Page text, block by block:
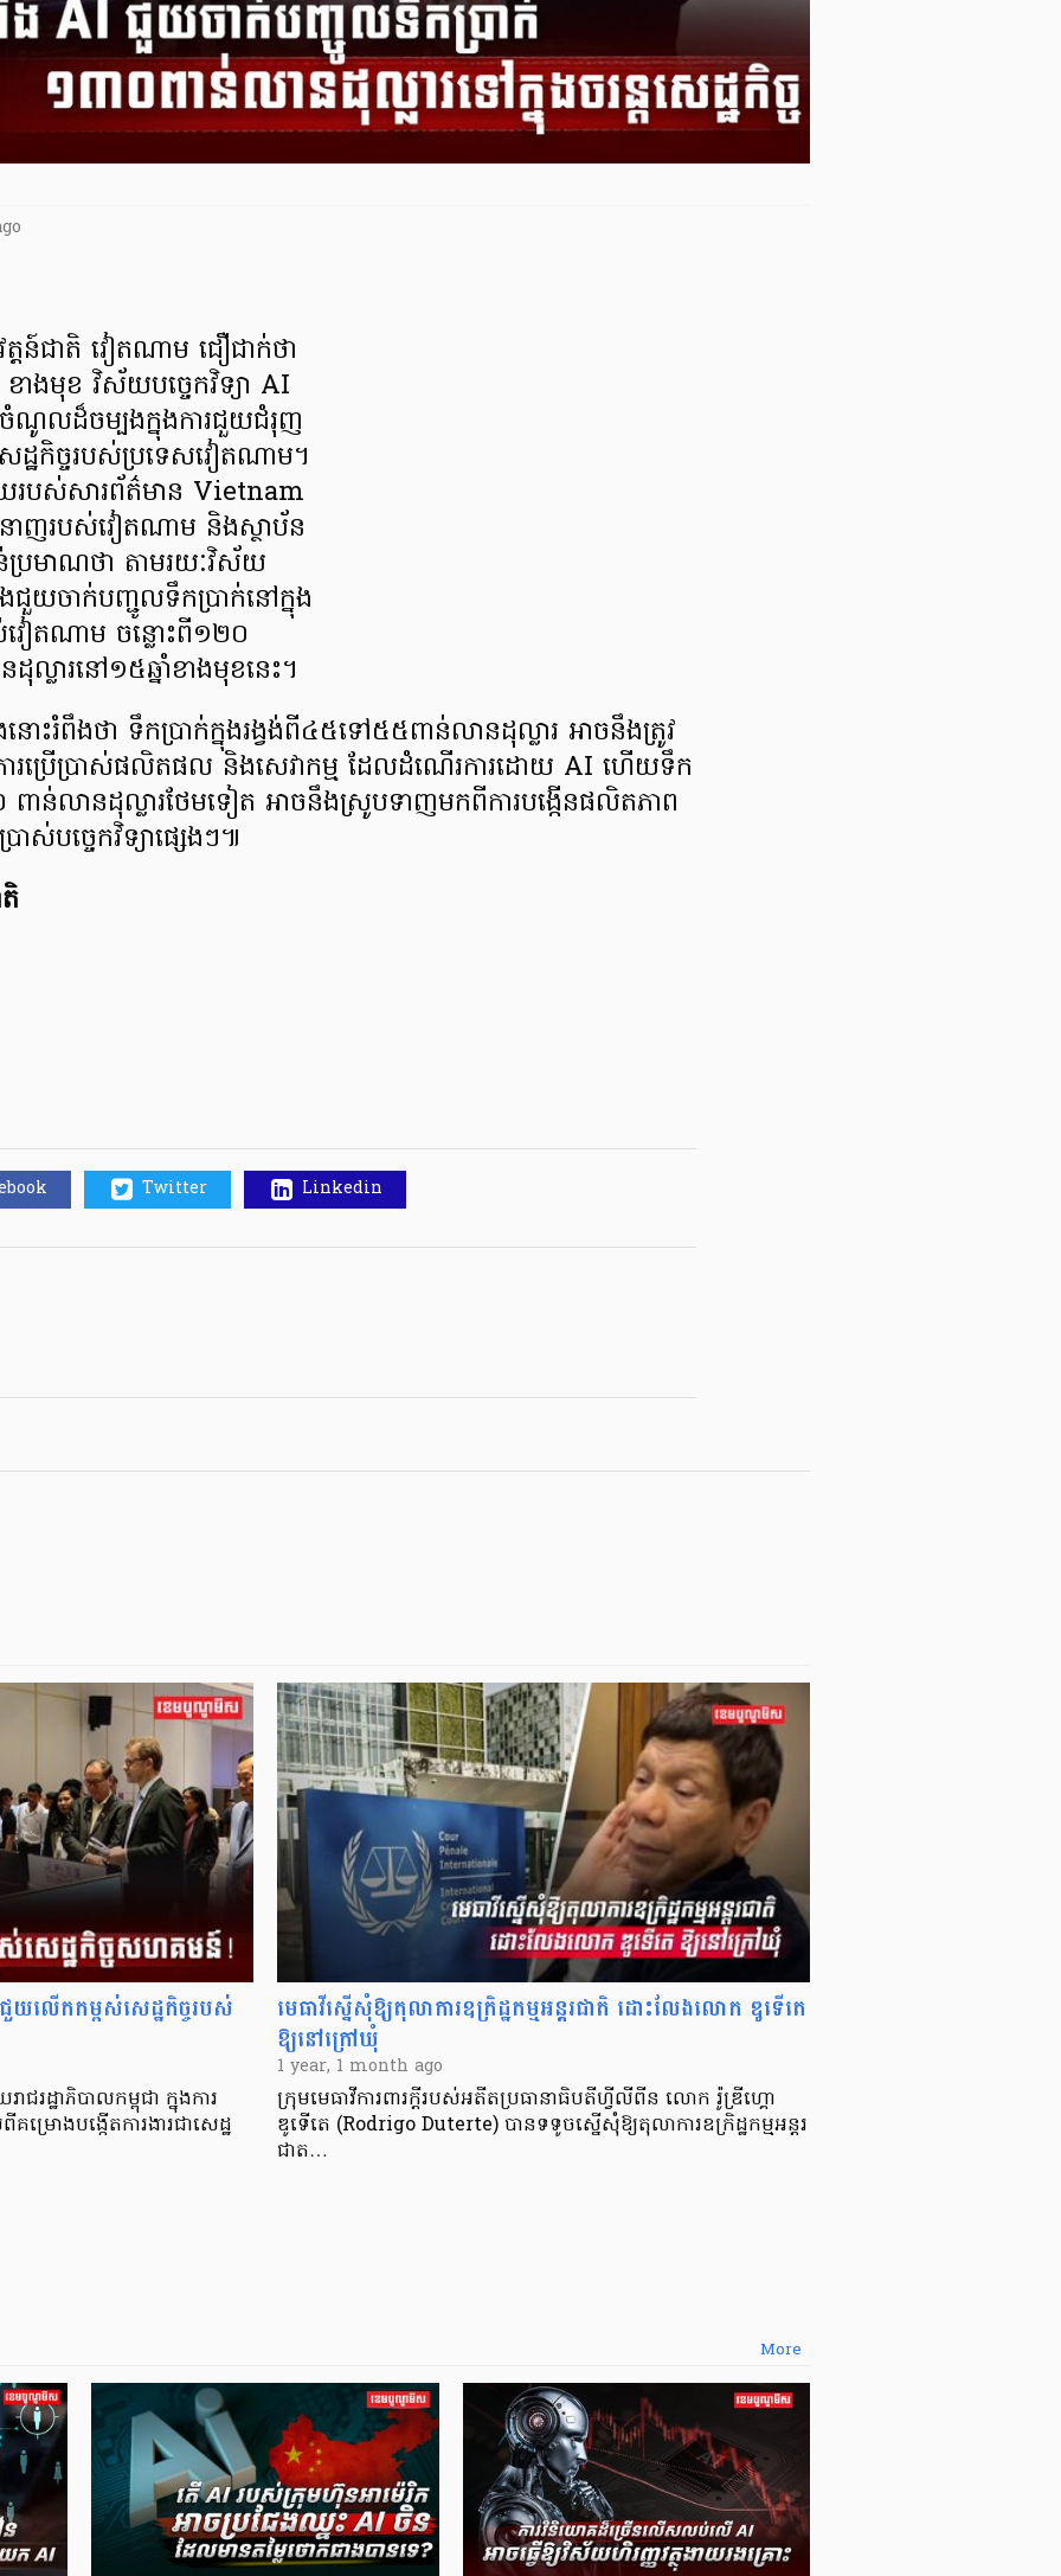
តន៍ជាតិ វៀតណាម ជឿជាក់ថា
ាងមុខ វិស័យបច្ចេកវិទ្យា AI
ចំណូលដ៏ចម្បងក្នុងការជួយជំរុញ
ដ្ឋកិច្ចរបស់ប្រទេសវៀតណាម។
យរបស់សារព័ត៌មាន Vietnam
ាញរបស់វៀតណាម និងស្ថាប័ន
ន់ប្រមាណថា តាមរយៈវិស័យ
ងជួយចាក់បញ្ជូលទឹកប្រាក់នៅក្នុង
ស់វៀតណាម ចន្លោះពី១២០
លារនៅ១៥ឆ្នាំខាងមុខនេះ។
ោះរំពឹងថា ទឹកប្រាក់ក្នុងរង្វង់ពី៤៥ទៅ៥៥ពាន់លានដុល្លារ អាចនឹងត្រូវ
រប្រើប្រាស់ផលិតផល និងសេវាកម្ម ដែលដំណើរការដោយ AI ហើយទឹក
ាន់លានដុល្លារថែមទៀត អាចនឹងស្រូបទាញមកពីការបង្កើនផលិតភាព
ាស់បច្ចេកវិទ្យាផ្សេងៗ៕
Twitter Linkedin
លើកកម្ពស់សេដ្ឋកិច្ចរបស់
រដ្ឋាភិបាលកម្ពុជា ក្នុងការ
រោងបង្កើតការងារជាសេដ្ឋ
មេធាវីស្នើសុំឱ្យតុលាការឧក្រិដ្ឋកម្មអន្តរជាតិ ដោះលែងលោក ឌូទើតេ
ឱ្យនៅក្រៅឃុំ
1 year, 1 month ago
ក្រុមមេធាវីការពារក្ដីរបស់អតីតប្រធានាធិបតីហ្វីលីពីន លោក រ៉ូឌ្រីហ្គោ
ឌូទើតេ (Rodrigo Duterte) បានទទូចស្នើសុំឱ្យតុលាការឧក្រិដ្ឋកម្មអន្តរ
ជាត…
More